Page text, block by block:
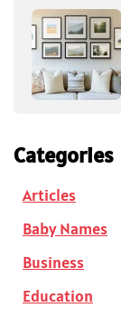
Categories
Articles
Baby Names
Business
Education